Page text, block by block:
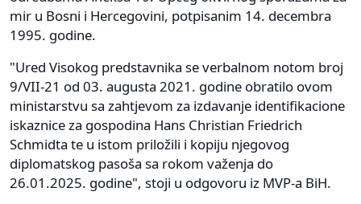
mir u Bosni i Hercegovini, potpisanim 14. decembra
1995. godine.
"Ured Visokog predstavnika se verbalnom notom broj
9/VII-21 od 03. augusta 2021. godine obratilo ovom
ministarstvu sa zahtjevom za izdavanje identifikacione
iskaznice za gospodina Hans Christian Friedrich
Schmidta te u istom priložili i kopiju njegovog
diplomatskog pasoša sa rokom važenja do
26.01.2025. godine", stoji u odgovoru iz MVP-a BiH.